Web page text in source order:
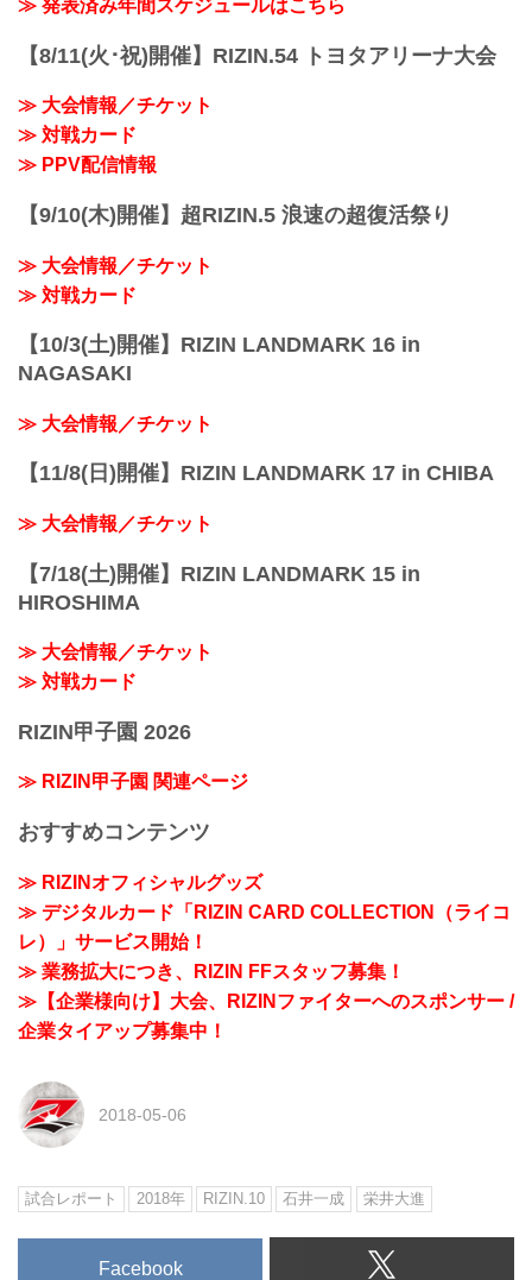
≫ 発表済み年間スケジュールはこちら
【8/11(火･祝)開催】RIZIN.54 トヨタアリーナ大会
≫ 大会情報／チケット
≫ 対戦カード
≫ PPV配信情報
【9/10(木)開催】超RIZIN.5 浪速の超復活祭り
≫ 大会情報／チケット
≫ 対戦カード
【10/3(土)開催】RIZIN LANDMARK 16 in
NAGASAKI
≫ 大会情報／チケット
【11/8(日)開催】RIZIN LANDMARK 17 in CHIBA
≫ 大会情報／チケット
【7/18(土)開催】RIZIN LANDMARK 15 in
HIROSHIMA
≫ 大会情報／チケット
≫ 対戦カード
RIZIN甲子園 2026
≫ RIZIN甲子園 関連ページ
おすすめコンテンツ
≫ RIZINオフィシャルグッズ
≫ デジタルカード「RIZIN CARD COLLECTION（ライコ
レ）」サービス開始！
≫ 業務拡大につき、RIZIN FFスタッフ募集！
≫【企業様向け】大会、RIZINファイターへのスポンサー /
企業タイアップ募集中！
2018-05-06
試合レポート 2018年 RIZIN.10 石井一成 栄井大進
Facebook